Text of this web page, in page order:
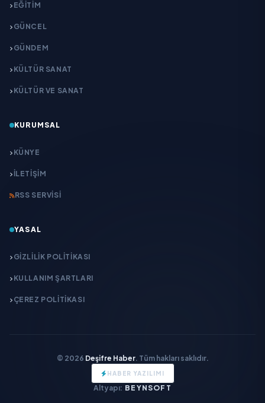
EĞITIM
GÜNCEL
GÜNDEM
KÜLTÜR SANAT
KÜLTÜR VE SANAT
KURUMSAL
KÜNYE
İLETIŞIM
RSS SERVISI
YASAL
GIZLILIK POLITIKASI
KULLANIM ŞARTLARI
ÇEREZ POLITIKASI
© 2026 Deşifre Haber. Tüm hakları saklıdır.
HABER YAZILIMI
Altyapı: BEYNSOFT